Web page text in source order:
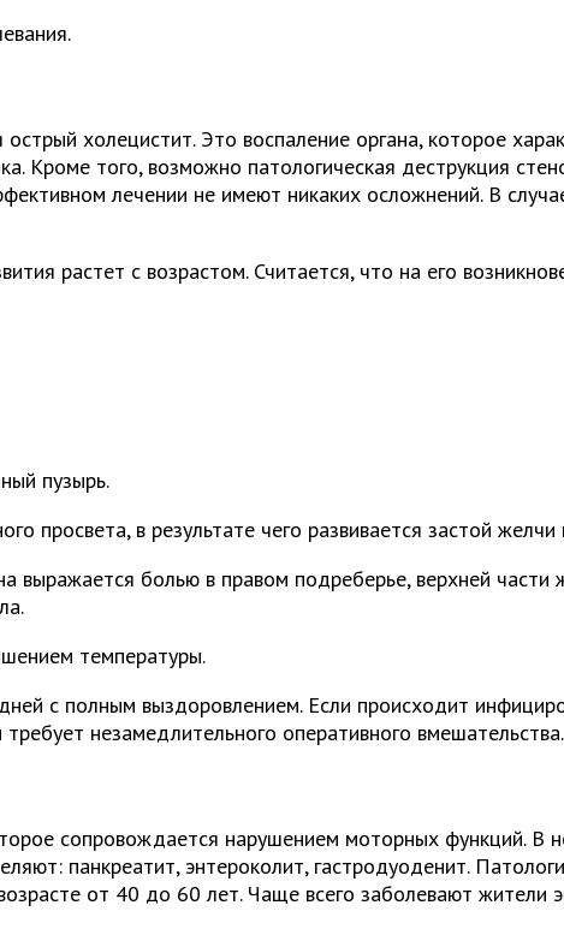
холецистит. Это воспаление органа, которое
Кроме того, возможно патологическая деструкция
лечении не имеют никаких осложнений. В
растет с возрастом. Считается, что на его
пузырь.
просвета, в результате чего развивается застой желчи
болью в правом подреберье, верхней части
температуры.
с полным выздоровлением. Если происходит
незамедлительного оперативного вмешательства.
сопровождается нарушением моторных функций. В
панкреатит, энтероколит, гастродуоденит.
от 40 до 60 лет. Чаще всего заболевают жители